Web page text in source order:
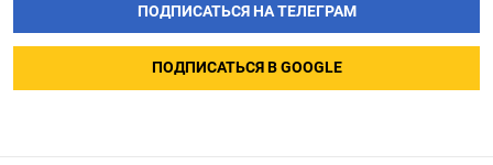
ПОДПИСАТЬСЯ НА ТЕЛЕГРАМ
ПОДПИСАТЬСЯ В GOOGLE